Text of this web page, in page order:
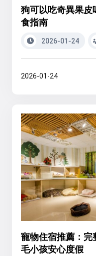
狗可以吃奇異果
食指南
2026-01-24
2026-01-24
寵物住宿推薦：
毛小孩安心度假